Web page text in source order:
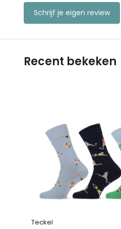
Schrijf je eigen review
Recent bekeken
Teckel